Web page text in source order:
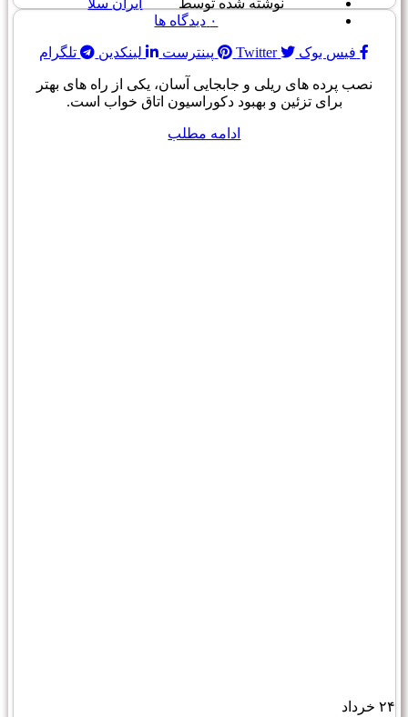
۰ دیدگاه ها
فیس بوک Twitter پینترست لینکدین تلگرام
نصب پرده های ریلی و جابجایی آسان، یکی از راه های بهتر
برای تزئین و بهبود دکوراسیون اتاق خواب است.
ادامه مطلب
۲۴ خرداد